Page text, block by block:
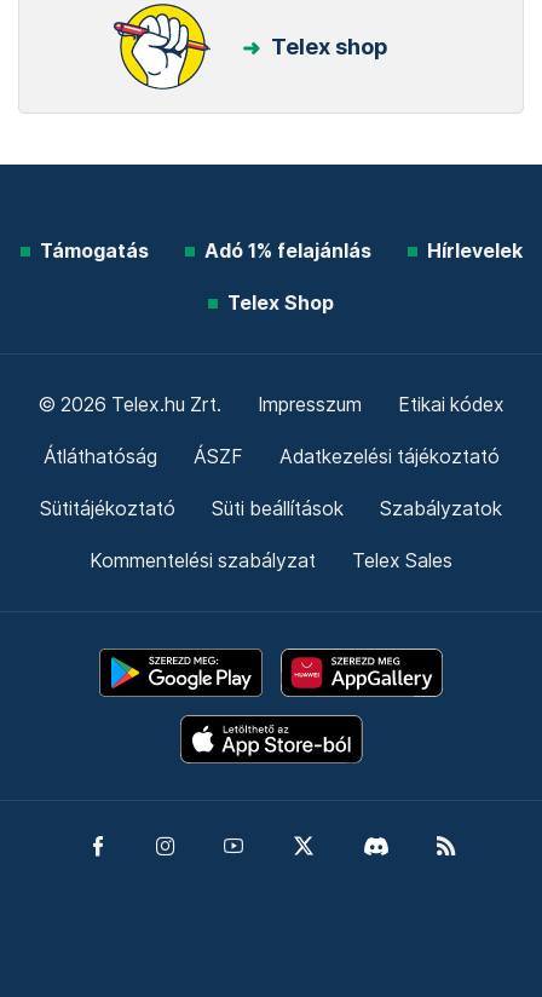
Telex shop
Támogatás Adó 1% felajánlás Hírlevelek
Telex Shop
© 2026 Telex.hu Zrt. Impresszum Etikai kódex
Átláthatóság ÁSZF Adatkezelési tájékoztató
Sütitájékoztató Süti beállítások Szabályzatok
Kommentelési szabályzat Telex Sales